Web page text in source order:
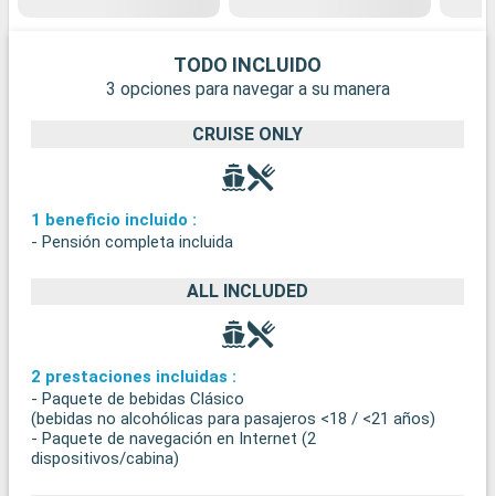
TODO INCLUIDO
3 opciones para navegar a su manera
CRUISE ONLY
1 beneficio incluido :
- Pensión completa incluida
ALL INCLUDED
2 prestaciones incluidas :
- Paquete de bebidas Clásico
(bebidas no alcohólicas para pasajeros <18 / <21 años)
- Paquete de navegación en Internet (2
dispositivos/cabina)